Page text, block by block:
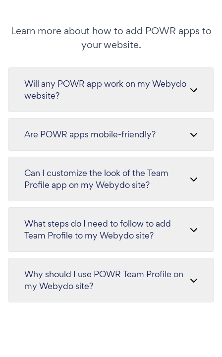
Learn more about how to add POWR apps to
your website.
Will any POWR app work on my Webydo
website?
Are POWR apps mobile-friendly?
Can I customize the look of the Team
Profile app on my Webydo site?
What steps do I need to follow to add
Team Profile to my Webydo site?
Why should I use POWR Team Profile on
my Webydo site?